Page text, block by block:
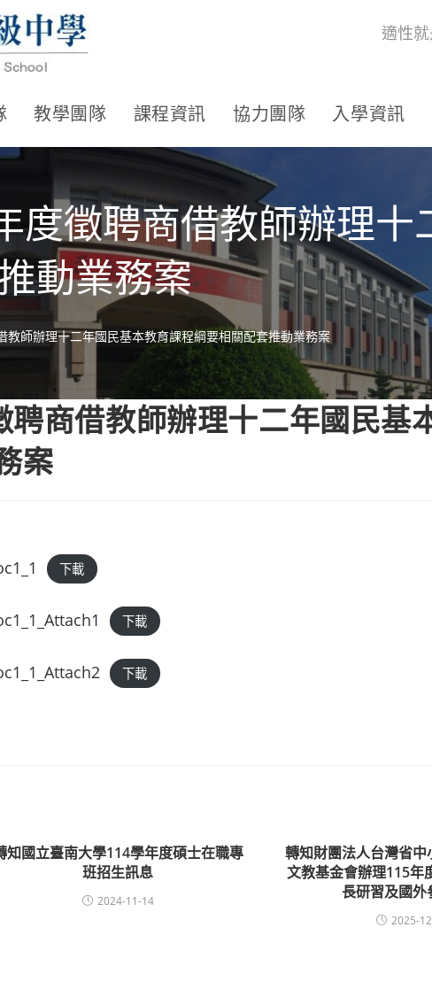
適性
教學團隊 課程資訊 協力團隊 入學資訊
度徵聘商借教師辦理十
動業務案
教師辦理十二年國民基本教育課程綱要相關配套推動業務案
商借教師辦理十二年國民基
案
下載
下載
下載
知國立臺南大學114學年度碩士在職專
班招生訊息
2024-11-14
轉知財團法人台灣省中
文教基金會辦理115年
長研習及國外
2025-